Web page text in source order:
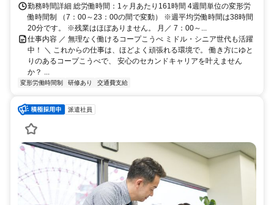
勤務時間詳細 総労働時間：1ヶ月あたり161時間 4週間単位の変形労
働時間制 （7：00～23：00の間で変動） ※週平均労働時間は38時間
20分です。 ※残業はほぼありません。 月／ 7：00～...
仕事内容 ／ 無理なく働けるコープこうべ ミドル・シニア世代も活躍
中！ ＼ これからの仕事は、ほどよく頑張れる環境で。 働き方にゆと
りのあるコープこうべで、 安心のセカンドキャリアを叶えません
か？ ...
変形労働時間制 研修あり 交通費支給
派遣社員